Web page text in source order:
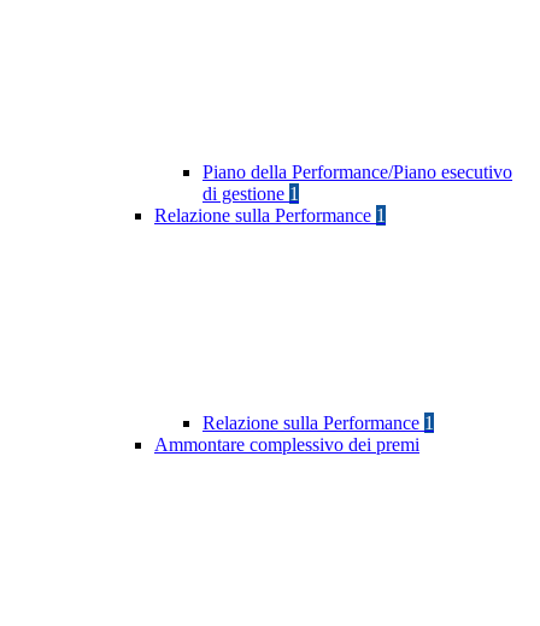
Piano della Performance/Piano esecutivo
di gestione 1
Relazione sulla Performance 1
Relazione sulla Performance 1
Ammontare complessivo dei premi